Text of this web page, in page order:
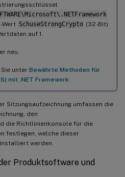
Wert SchuseStrongCrypto (32-Bit)
auf 1.
neu.
unter Bewährte Methoden für
mit .NET Framework
Sitzungsaufzeichnung umfassen die
den
die Richtlinienkonsole für die
festlegen, welche dieser
werden.
Produktsoftware und